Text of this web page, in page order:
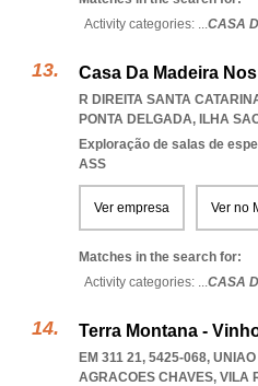
Activity categories: ...CASA
Casa Da Madeira
R DIREITA SANTA
PONTA DELGADA, ILHA
Exploração de salas de
ASS
Ver empresa Ver no
Matches in the search for:
Activity categories: ...CASA
Terra Montana -
EM 311 21, 5425-068, UNIAO
AGRACOES CHAVES, VILA